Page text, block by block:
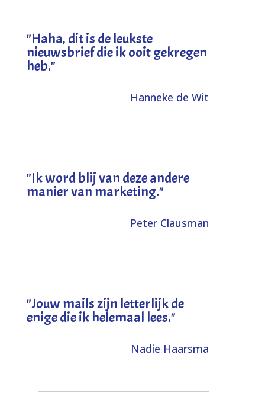
"Haha, dit is de leukste
nieuwsbrief die ik ooit gekregen
heb."
Hanneke de Wit
"Ik word blij van deze andere
manier van marketing."
Peter Clausman
"Jouw mails zijn letterlijk de
enige die ik helemaal lees."
Nadie Haarsma